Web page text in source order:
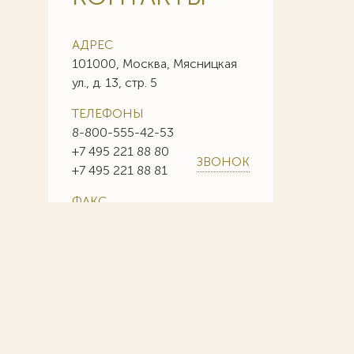
АДРЕС
101000, Москва, Мясницкая
ул., д. 13, стр. 5
ТЕЛЕФОНЫ
8-800-555-42-53
+7 495 221 88 80
+7 495 221 88 81
ЗВОНОК
ФАКС